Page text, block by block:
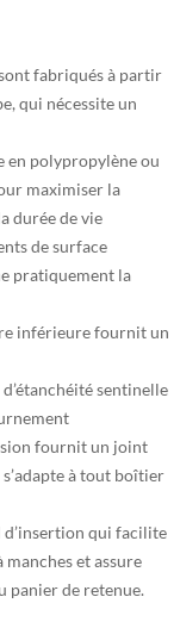
fabriqués à partir
qui nécessite un
en polypropylène ou
maximiser la
durée de vie
de surface
pratiquement la
inférieure fournit un
sentinelle
fournit un joint
à tout boîtier
qui facilite
et assure
panier de retenue.